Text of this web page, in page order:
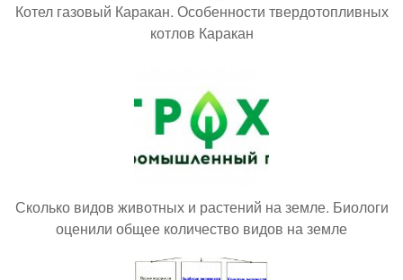
Котел газовый Каракан. Особенности твердотопливных
котлов Каракан
Сколько видов животных и растений на земле. Биологи
оценили общее количество видов на земле